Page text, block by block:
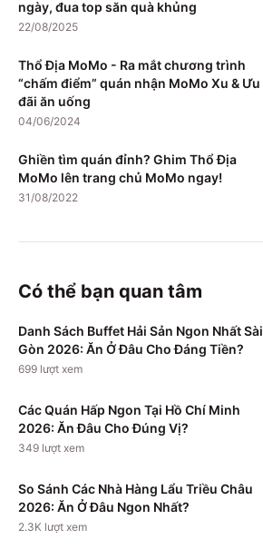
ngày, đua top săn quà khủng
22/08/2025
Thổ Địa MoMo - Ra mắt chương trình
“chấm điểm” quán nhận MoMo Xu & Ưu
đãi ăn uống
04/06/2024
Ghiền tìm quán đỉnh? Ghim Thổ Địa
MoMo lên trang chủ MoMo ngay!
31/08/2022
Có thể bạn quan tâm
Danh Sách Buffet Hải Sản Ngon Nhất Sài
Gòn 2026: Ăn Ở Đâu Cho Đáng Tiền?
699 lượt xem
Các Quán Hấp Ngon Tại Hồ Chí Minh
2026: Ăn Đâu Cho Đúng Vị?
349 lượt xem
So Sánh Các Nhà Hàng Lẩu Triều Châu
2026: Ăn Ở Đâu Ngon Nhất?
2.3K lượt xem